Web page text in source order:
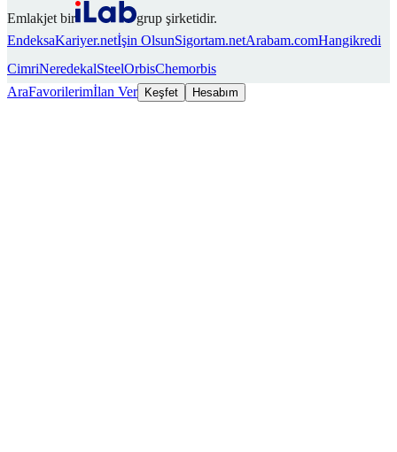
Emlakjet bir
grup şirketidir.
EndeksaKariyer.netİşin OlsunSigortam.netArabam.comHangikredi
CimriNeredekalSteelOrbisChemorbis
AraFavorilerimİlan Ver Keşfet Hesabım